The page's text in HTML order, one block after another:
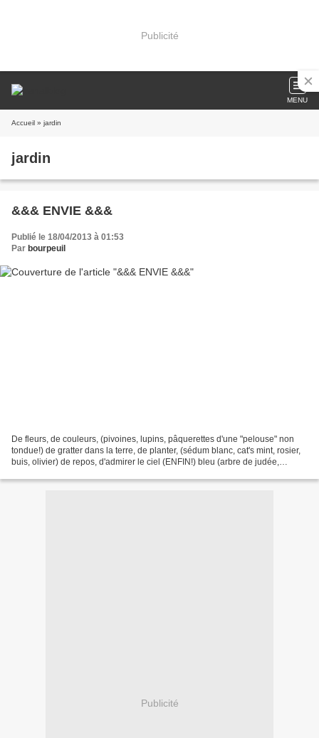
Publicité
MENU
Accueil » jardin
jardin
&&& ENVIE &&&
Publié le 18/04/2013 à 01:53
Par bourpeuil
De fleurs, de couleurs, (pivoines, lupins, pâquerettes d'une "pelouse" non
tondue!) de gratter dans la terre, de planter, (sédum blanc, cat's mint, rosier,
buis, olivier) de repos, d'admirer le ciel (ENFIN!) bleu (arbre de judée,
Publicité